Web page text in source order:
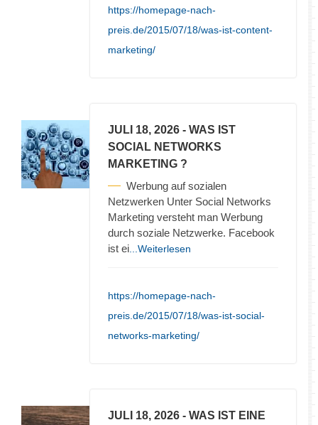
https://homepage-nach-
preis.de/2015/07/18/was-ist-content-
marketing/
JULI 18, 2026 - WAS IST
SOCIAL NETWORKS
MARKETING ?
Werbung auf sozialen
Netzwerken Unter Social Networks
Marketing versteht man Werbung
durch soziale Netzwerke. Facebook
ist ei ...Weiterlesen
https://homepage-nach-
preis.de/2015/07/18/was-ist-social-
networks-marketing/
JULI 18, 2026 - WAS IST EINE